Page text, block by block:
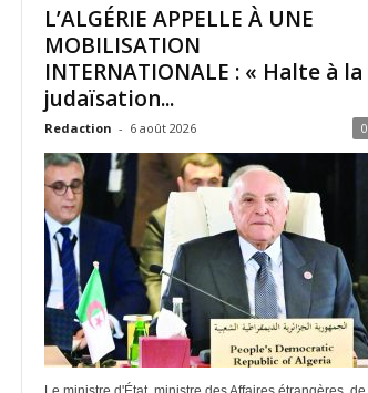
L’ALGÉRIE APPELLE À UNE
MOBILISATION
INTERNATIONALE : « Halte à la
judaïsation...
Redaction - 6 août 2026 0